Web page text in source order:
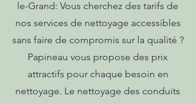
le-Grand: Vous cherchez des tarifs de
nos services de nettoyage accessibles
sans faire de compromis sur la qualité ?
Papineau vous propose des prix
attractifs pour chaque besoin en
nettoyage. Le nettoyage des conduits